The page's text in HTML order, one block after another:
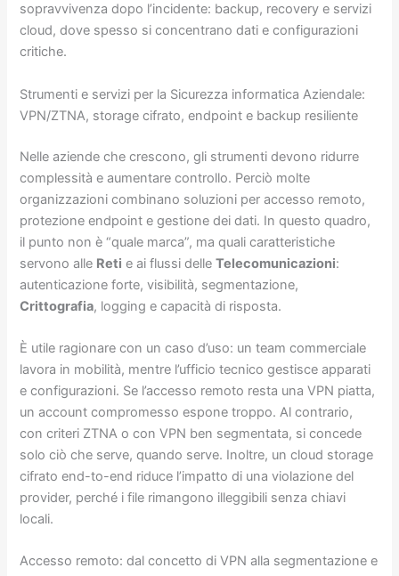
sopravvivenza dopo l’incidente: backup, recovery e servizi
cloud, dove spesso si concentrano dati e configurazioni
critiche.
Strumenti e servizi per la Sicurezza informatica Aziendale:
VPN/ZTNA, storage cifrato, endpoint e backup resiliente
Nelle aziende che crescono, gli strumenti devono ridurre
complessità e aumentare controllo. Perciò molte
organizzazioni combinano soluzioni per accesso remoto,
protezione endpoint e gestione dei dati. In questo quadro,
il punto non è “quale marca”, ma quali caratteristiche
servono alle Reti e ai flussi delleTelecomunicazioni:
autenticazione forte, visibilità, segmentazione,
Crittografia, logging e capacità di risposta.
È utile ragionare con un caso d’uso: un team commerciale
lavora in mobilità, mentre l’ufficio tecnico gestisce apparati
e configurazioni. Se l’accesso remoto resta una VPN piatta,
un account compromesso espone troppo. Al contrario,
con criteri ZTNA o con VPN ben segmentata, si concede
solo ciò che serve, quando serve. Inoltre, un cloud storage
cifrato end-to-end riduce l’impatto di una violazione del
provider, perché i file rimangono illeggibili senza chiavi
locali.
Accesso remoto: dal concetto di VPN alla segmentazione e